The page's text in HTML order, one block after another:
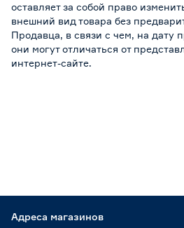
оставляет за собой право
внешний вид товара без
Продавца, в связи с чем, на дату
они могут отличаться от
интернет-сайте.
Адреса магазинов